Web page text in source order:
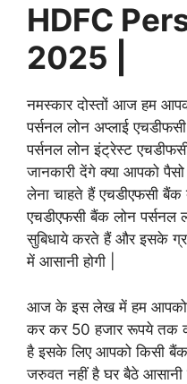
HDFC
2025 |
नमस्कार दोस्तों आज हम
पर्सनल लोन अप्लाई
पर्सनल लोन इंट्रेस्ट
जानकारी देंगे क्या आपको
लेना चाहते हैं एचडीएफसी बैंक
एचडीएफसी बैंक लोन
सुबिधाये करते हैं और इसके
में आसानी होगी |
आज के इस लेख में हम आपको
कर कर 50 हजार रूपये तक
है इसके लिए आपको किसी
जरुवत नहीं है घर बैठे